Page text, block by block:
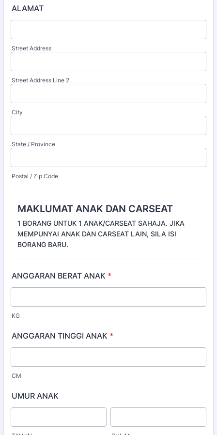
ALAMAT
Street Address
Street Address Line 2
City
State / Province
Postal / Zip Code
MAKLUMAT ANAK DAN CARSEAT
1 BORANG UNTUK 1 ANAK/CARSEAT SAHAJA. JIKA
MEMPUNYAI ANAK DAN CARSEAT LAIN, SILA ISI
BORANG BARU.
ANGGARAN BERAT ANAK *
KG
ANGGARAN TINGGI ANAK *
CM
UMUR ANAK